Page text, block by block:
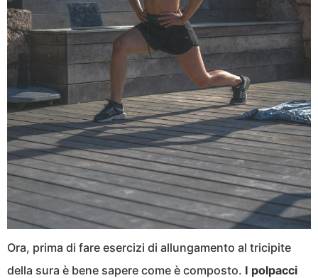
Ora, prima di fare esercizi di allungamento al tricipite
della sura è bene sapere come è composto. I polpacci